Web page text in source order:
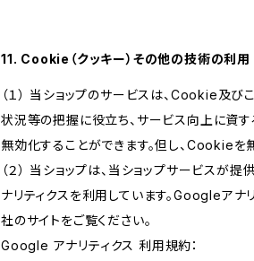
11. Cookie（クッキー）その他の技術の利用
（１） 当ショップのサービスは、Cookie及
状況等の把握に役立ち、サービス向上に資
無効化することができます。但し、Cookie
（２） 当ショップは、当ショップサービス
ナリティクスを利用しています。Googleア
社のサイトをご覧ください。
Google アナリティクス 利用規約：